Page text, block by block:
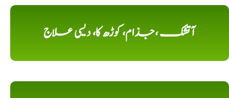
آتشک ،جذام، کوڑھ کا، دیسی علاج